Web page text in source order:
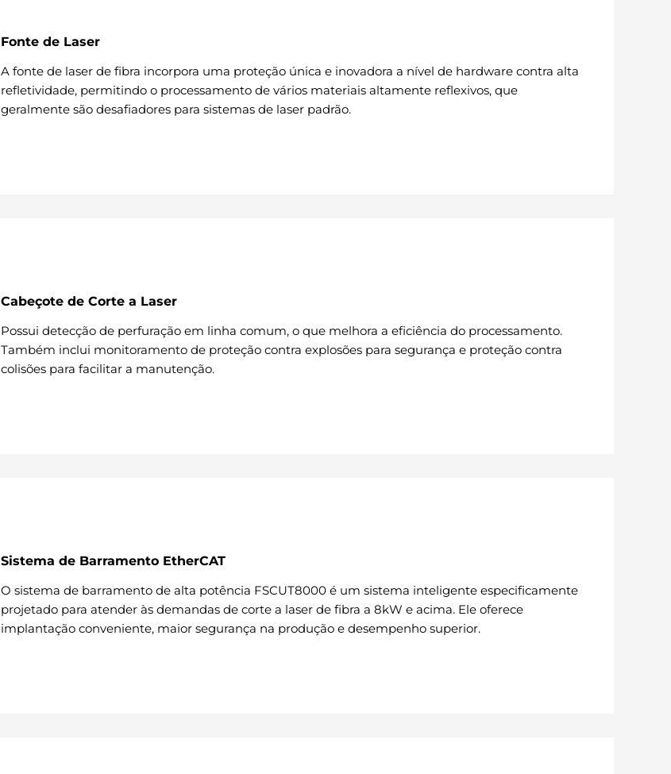
Fonte de Laser
A fonte de laser de fibra incorpora uma proteção única e inovadora a nível de hardware contra alta
refletividade, permitindo o processamento de vários materiais altamente reflexivos, que
geralmente são desafiadores para sistemas de laser padrão.
Cabeçote de Corte a Laser
Possui detecção de perfuração em linha comum, o que melhora a eficiência do processamento.
Também inclui monitoramento de proteção contra explosões para segurança e proteção contra
colisões para facilitar a manutenção.
Sistema de Barramento EtherCAT
O sistema de barramento de alta potência FSCUT8000 é um sistema inteligente especificamente
projetado para atender às demandas de corte a laser de fibra a 8kW e acima. Ele oferece
implantação conveniente, maior segurança na produção e desempenho superior.